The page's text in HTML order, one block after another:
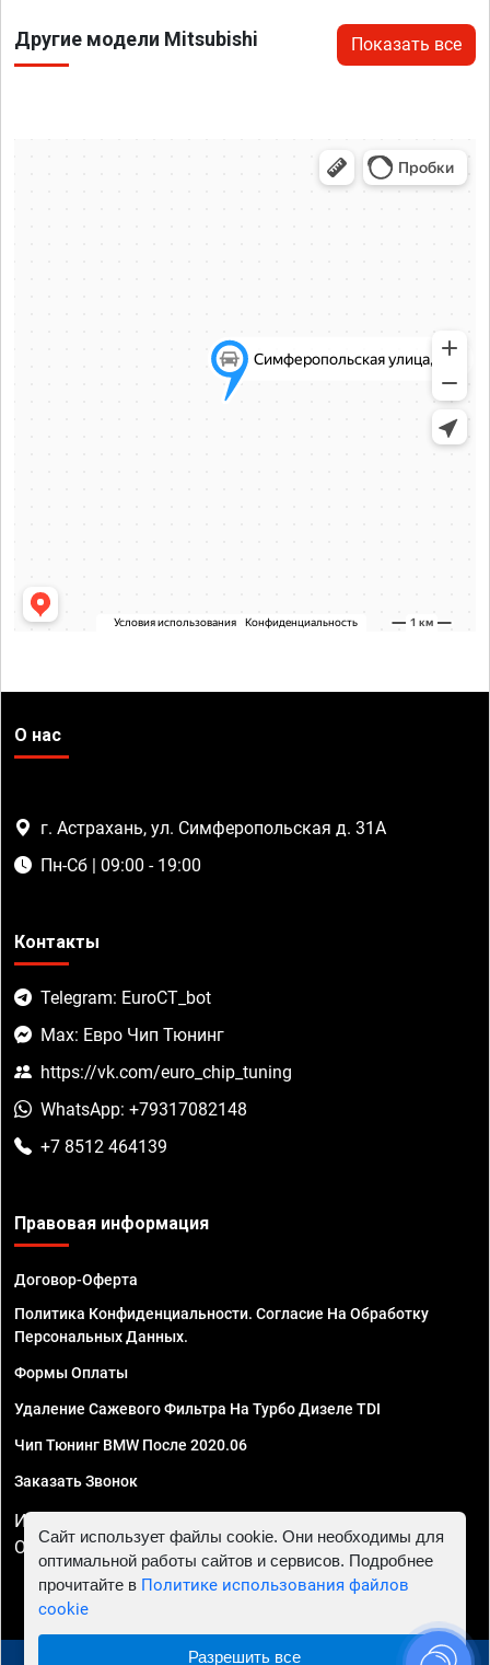
Другие модели Mitsubishi Показать все
О нас
г. Астрахань, ул. Симферопольская д. 31А
Пн-Сб | 09:00 - 19:00
Контакты
Telegram: EuroCT_bot
Max: Евро Чип Тюнинг
https://vk.com/euro_chip_tuning
WhatsApp: +79317082148
+7 8512 464139
Правовая информация
Договор-Оферта
Политика Конфиденциальности. Согласие На Обработку
Персональных Данных.
Формы Оплаты
Удаление Сажевого Фильтра На Турбо Дизеле TDI
Чип Тюнинг BMW После 2020.06
Заказать Звонок
ИП Смирнов Георгий Павлович. ИНН 781302555843,
ОГРНИП 324470400032610
Сайт использует файлы cookie. Они необходимы для
оптимальной работы сайтов и сервисов. Подробнее
прочитайте в Политике использования файлов
cookie
Разрешить все